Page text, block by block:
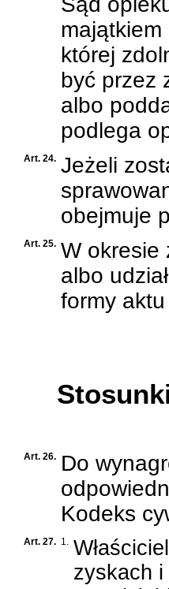
której
być przez
albo
podlega
Art. 24. Jeżeli
obejmuje
Art. 25. W okresie
albo
formy
Art. 26. Do
Kodeks
Art. 27. 1.
zyskach